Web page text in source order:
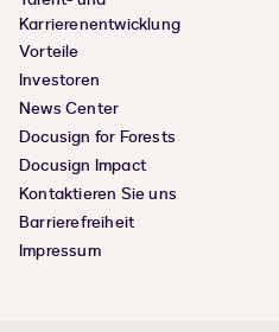
Karrierenentwicklung
Vorteile
Investoren
News Center
Docusign for Forests
Docusign Impact
Kontaktieren Sie uns
Barrierefreiheit
Impressum